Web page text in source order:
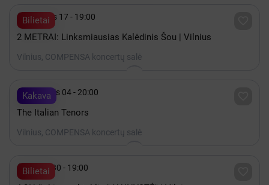
Bilietai
 Gruodis 17 - 19:00
2 METRAI: Linksmiausias Kalėdinis Šou | Vilnius
Vilnius, COMPENSA koncertų salė
Kakava
 Lapkritis 04 - 20:00
The Italian Tenors
Vilnius, COMPENSA koncertų salė
Bilietai
 Spalis 30 - 19:00